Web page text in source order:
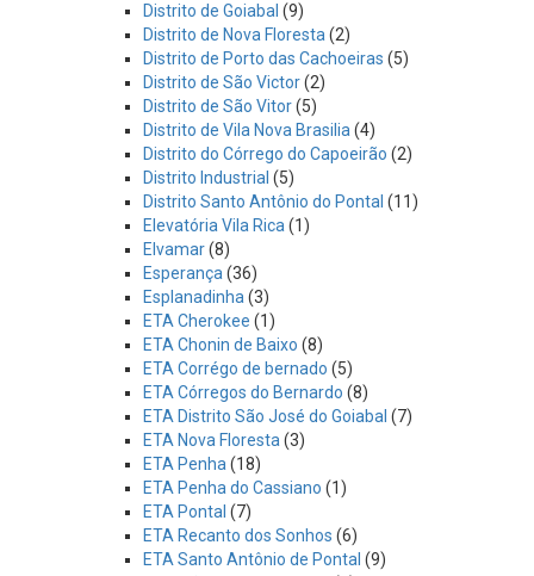
Distrito de Goiabal (9)
Distrito de Nova Floresta (2)
Distrito de Porto das Cachoeiras (5)
Distrito de São Victor(2)
Distrito de São Vitor(5)
Distrito de Vila Nova Brasilia (4)
Distrito do Córrego do Capoeirão (2)
Distrito Industrial (5)
Distrito Santo Antônio do Pontal (11)
Elevatória Vila Rica (1)
Elvamar(8)
Esperança (36)
Esplanadinha (3)
ETA Cherokee (1)
ETA Chonin de Baixo (8)
ETA Corrégo de bernado (5)
ETA Córregos do Bernardo (8)
ETA Distrito São José do Goiabal (7)
ETA Nova Floresta (3)
ETA Penha (18)
ETA Penha do Cassiano (1)
ETA Pontal (7)
ETA Recanto dos Sonhos (6)
ETA Santo Antônio de Pontal (9)